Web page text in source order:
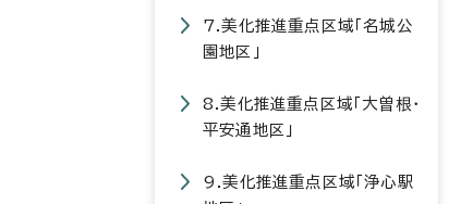
7.美化推進重点区域「名城公
園地区」
8.美化推進重点区域「大曽根・
平安通地区」
9.美化推進重点区域「浄心駅